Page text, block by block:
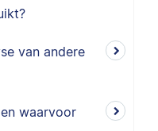
van andere
waarvoor